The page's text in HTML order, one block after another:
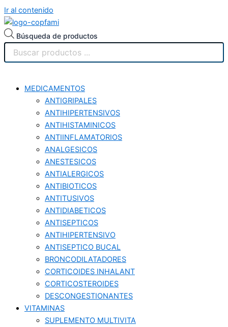
Ir al contenido
Búsqueda de productos
MEDICAMENTOS
ANTIGRIPALES
ANTIHIPERTENSIVOS
ANTIHISTAMINICOS
ANTIINFLAMATORIOS
ANALGESICOS
ANESTESICOS
ANTIALERGICOS
ANTIBIOTICOS
ANTITUSIVOS
ANTIDIABETICOS
ANTISEPTICOS
ANTIHIPERTENSIVO
ANTISEPTICO BUCAL
BRONCODILATADORES
CORTICOIDES INHALANT
CORTICOSTEROIDES
DESCONGESTIONANTES
VITAMINAS
SUPLEMENTO MULTIVITA